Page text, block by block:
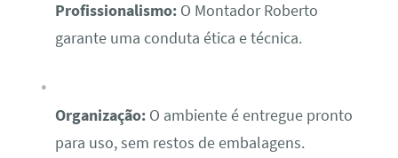
Profissionalismo:O Montador Roberto
garante uma conduta ética e técnica.
Organização:O ambiente é entregue pronto
para uso, sem restos de embalagens.